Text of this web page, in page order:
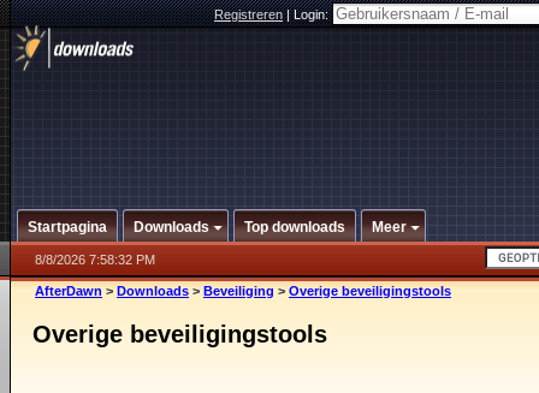
Registreren|Login:
Startpagina Downloads Top downloads Meer
8/8/2026 7:58:32 PM
AfterDawn > Downloads > Beveiliging > Overige beveiligingstools
Overige beveiligingstools